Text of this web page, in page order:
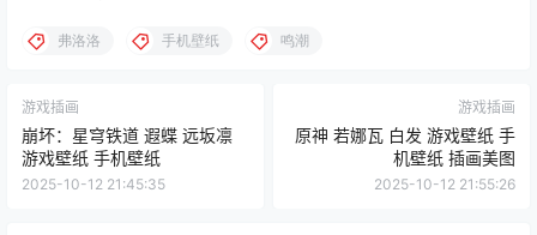
弗洛洛 手机壁纸 鸣潮
游戏插画
崩坏：星穹铁道 遐蝶 远坂凛
游戏壁纸 手机壁纸
2025-10-12 21:45:35
游戏插画
原神 若娜瓦 白发 游戏壁纸 手
机壁纸 插画美图
2025-10-12 21:55:26